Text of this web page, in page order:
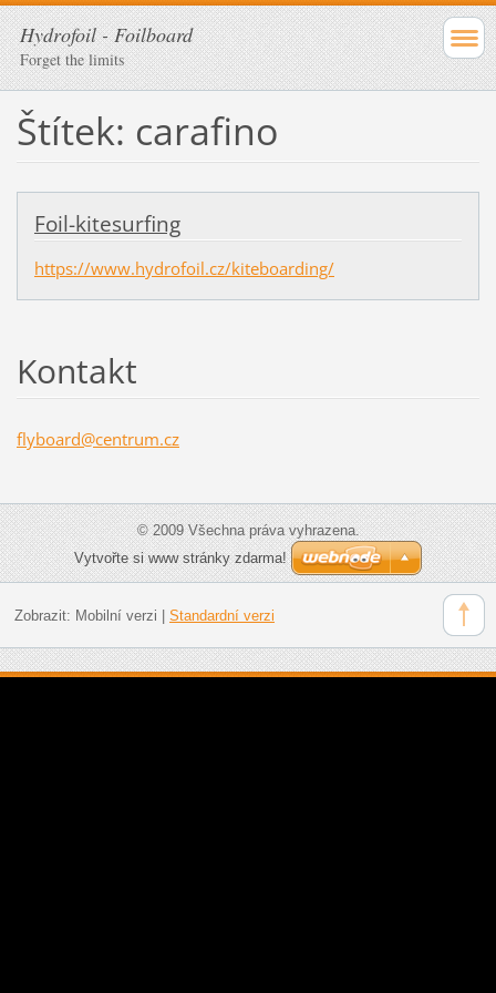
Hydrofoil - Foilboard
Forget the limits
Štítek: carafino
Foil-kitesurfing
https://www.hydrofoil.cz/kiteboarding/
Kontakt
flyboard@centrum.cz
© 2009 Všechna práva vyhrazena.
Vytvořte si www stránky zdarma!
Zobrazit: Mobilní verzi Standardní verzi